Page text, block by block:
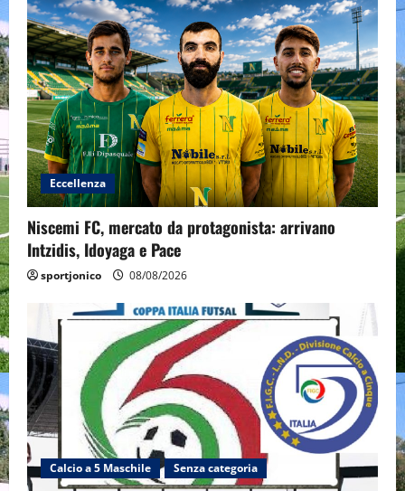
Eccellenza
Niscemi FC, mercato da protagonista: arrivano
Intzidis, Idoyaga e Pace
sportjonico 08/08/2026
Calcio a 5 Maschile Senza categoria